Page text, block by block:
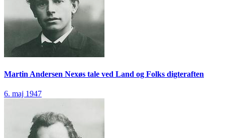
Martin Andersen Nexøs tale ved Land og Folks digteraften
6. maj 1947